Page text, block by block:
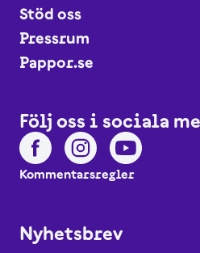
Stöd oss
Pressrum
Pappor.se
Följ oss i sociala
Kommentarsregler
Nyhetsbrev